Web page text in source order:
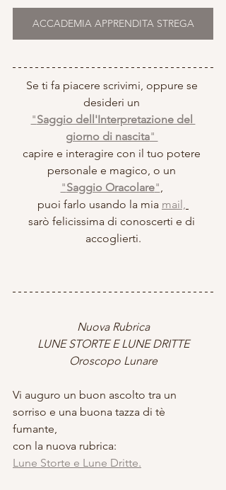
ACCADEMIA APPRENDITA STREGA
Se ti fa piacere scrivimi, oppure se
desideri un
"Saggio dell'Interpretazione del
giorno di nascita"
capire e interagire con il tuo potere
personale e magico, o un
"Saggio Oracolare"
puoi farlo usando la mia mail,
sarò felicissima di conoscerti e di
accoglierti.
Nuova Rubrica
LUNE STORTE E LUNE DRITTE
Oroscopo Lunare
Vi auguro un buon ascolto tra un
sorriso e una buona tazza di tè
fumante,
con la nuova rubrica:
Lune Storte e Lune Dritte.